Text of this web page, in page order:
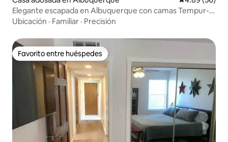
Elegante escapada en Albuquerque con camas Tempur-
Pedic
Ubicación · Familiar · Precisión
Favorito entre huéspedes
Favorito entre huéspedes